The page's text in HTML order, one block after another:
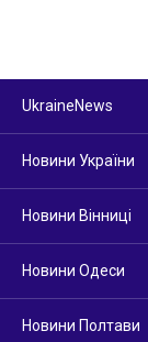
UkraineNews
Новини України
Новини Вінниці
Новини Одеси
Новини Полтави